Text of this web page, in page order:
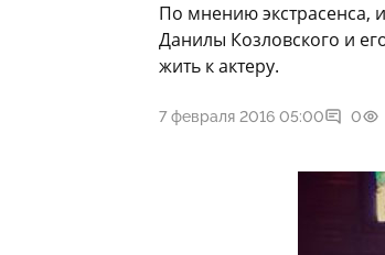
По мнению экстрасенса,
Данилы Козловского и
жить к актеру.
7 февраля 2016 05:00 0